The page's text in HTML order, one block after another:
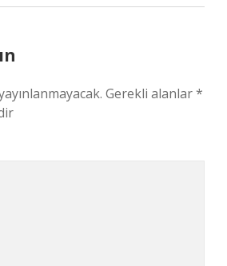
Gerekli alanlar*